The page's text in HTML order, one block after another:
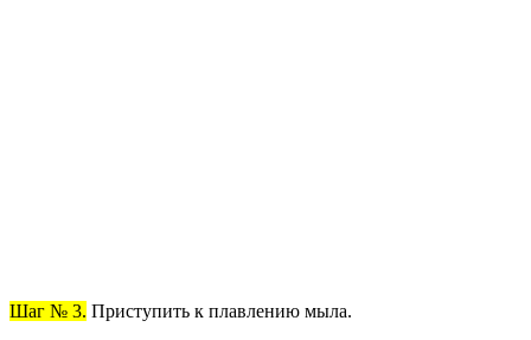
Шаг № 3. Приступить к плавлению мыла.